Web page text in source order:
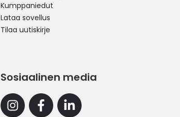
Kumppaniedut
Lataa sovellus
Tilaa uutiskirje
Sosiaalinen media
InstagramFacebookLinkedin